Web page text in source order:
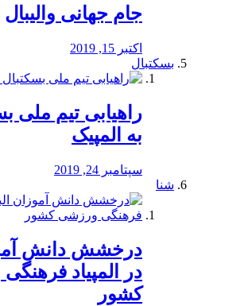
جام جهانی والیبال
اکتبر 15, 2019
بسکتبال
راهیابی تیم ملی
به المپیک
سپتامبر 24, 2019
شنا
درخشش دانش
در المپیاد
کشور